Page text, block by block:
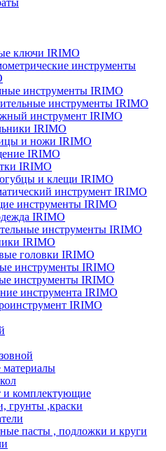
ключи IRIMO
инструменты
инструменты IRIMO
инструменты IRIMO
инструмент IRIMO
IRIMO
и ножи IRIMO
IRIMO
IRIMO
и клещи IRIMO
инструмент IRIMO
инструменты IRIMO
IRIMO
инструменты IRIMO
IRIMO
головки IRIMO
инструменты IRIMO
инструменты IRIMO
инструмента IRIMO
IRIMO
материалы
и комплектующие
грунты ,краски
пасты , подложки и круги